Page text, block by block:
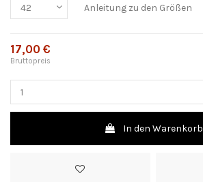
Anleitung zu den Größen
17,00 €
Bruttopreis
In den Warenkorb